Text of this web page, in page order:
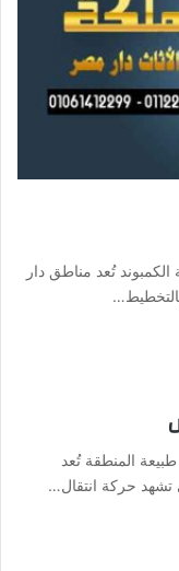
تُعد مناطق دار
المنطقة تُعد
حركة انتقال…